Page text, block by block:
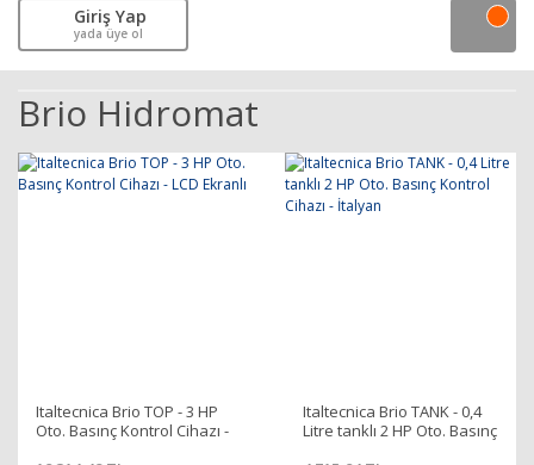
Giriş Yap
yada üye ol
Brio Hidromat
Italtecnica Brio TOP - 3 HP
Oto. Basınç Kontrol Cihazı -
Italtecnica Brio TANK - 0,4
Litre tanklı 2 HP Oto. Basınç